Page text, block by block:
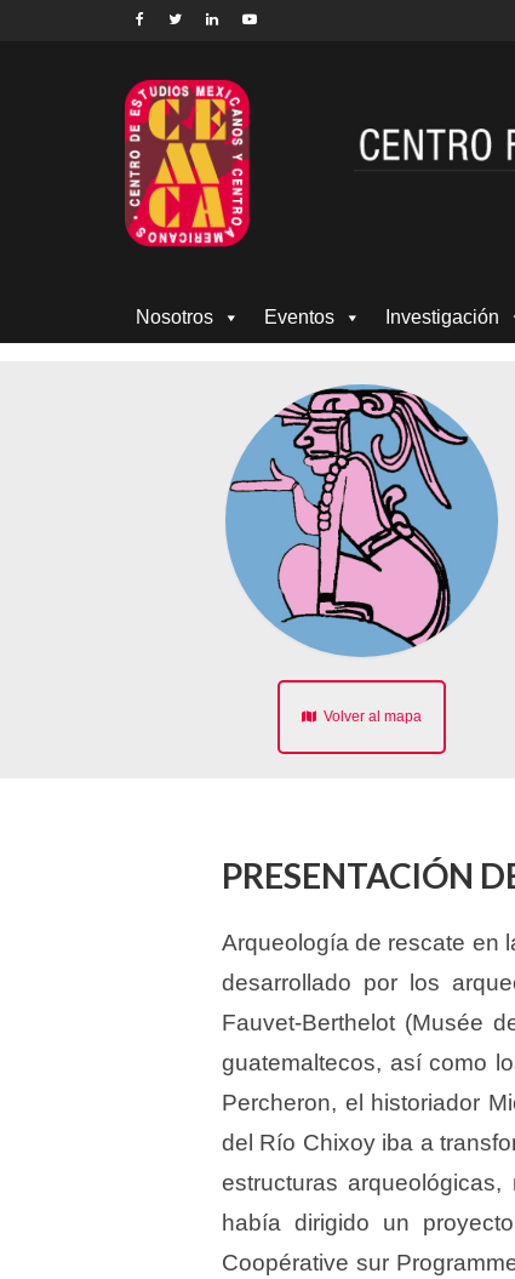
Nosotros Eventos Investigación
Volver al mapa
PRESENTACIÓN
Arqueología de rescate en
desarrollado por los
Fauvet-Berthelot (Musée
guatemaltecos, así como
Percheron, el historiador
del Río Chixoy iba a
estructuras
había dirigido un
Coopérative sur